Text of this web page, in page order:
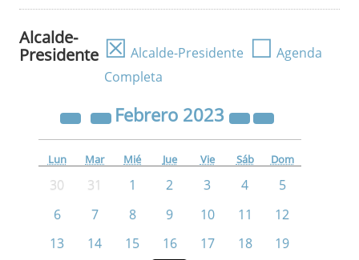
Alcalde-
Presidente ☒ Alcalde-Presidente ☐ Agenda
Completa
Febrero 2023
Lun Mar Mié Jue Vie Sáb Dom
30 31 1 2 3 4
5
6
7 8 9 10 11
12
13
14 15 16 17 18
19